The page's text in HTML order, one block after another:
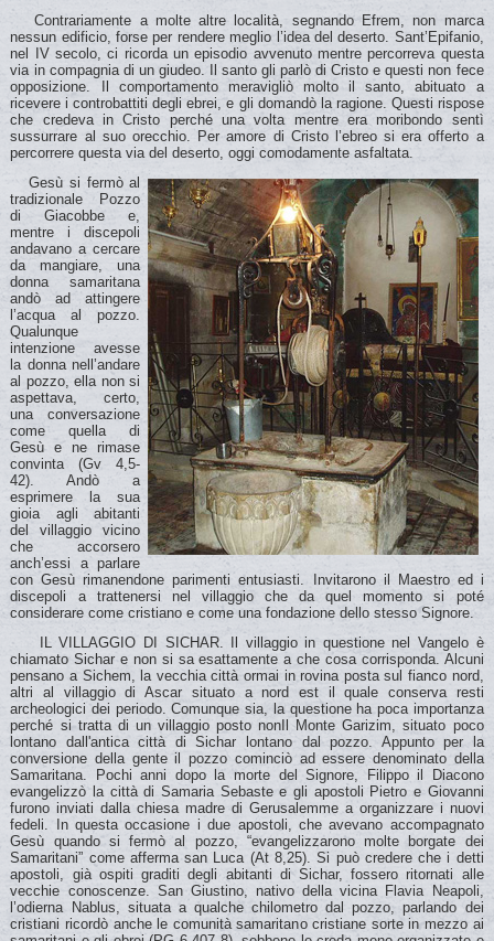
Contrariamente a molte altre località, segnando Efrem, non marca
nessun edificio, forse per rendere meglio l’idea del deserto. Sant’Epifanio,
nel IV secolo, ci ricorda un episodio avvenuto mentre percorreva questa
via in compagnia di un giudeo. Il santo gli parlò di Cristo e questi non fece
opposizione. Il comportamento meravigliò molto il santo, abituato a
ricevere i controbattiti degli ebrei, e gli domandò la ragione. Questi rispose
che credeva in Cristo perché una volta mentre era moribondo sentì
sussurrare al suo orecchio. Per amore di Cristo l’ebreo si era offerto a
percorrere questa via del deserto, oggi comodamente asfaltata.
Gesù si fermò al
tradizionale Pozzo
di Giacobbe e,
mentre i discepoli
andavano a cercare
da mangiare, una
donna samaritana
andò ad attingere
l’acqua al pozzo.
Qualunque
intenzione avesse
la donna nell’andare
al pozzo, ella non si
aspettava, certo,
una conversazione
come quella di
Gesù e ne rimase
convinta (Gv 4,5-
42). Andò a
esprimere la sua
gioia agli abitanti
del villaggio vicino
che accorsero
anch’essi a parlare
con Gesù rimanendone parimenti entusiasti. Invitarono il Maestro ed i
discepoli a trattenersi nel villaggio che da quel momento si poté
considerare come cristiano e come una fondazione dello stesso Signore.
IL VILLAGGIO DI SICHAR. Il villaggio in questione nel Vangelo è
chiamato Sichar e non si sa esattamente a che cosa corrisponda. Alcuni
pensano a Sichem, la vecchia città ormai in rovina posta sul fianco nord,
altri al villaggio di Ascar situato a nord est il quale conserva resti
archeologici dei periodo. Comunque sia, la questione ha poca importanza
perché si tratta di un villaggio posto nonIl Monte Garizim, situato poco
lontano dall'antica città di Sichar lontano dal pozzo. Appunto per la
conversione della gente il pozzo cominciò ad essere denominato della
Samaritana. Pochi anni dopo la morte del Signore, Filippo il Diacono
evangelizzò la città di Samaria Sebaste e gli apostoli Pietro e Giovanni
furono inviati dalla chiesa madre di Gerusalemme a organizzare i nuovi
fedeli. In questa occasione i due apostoli, che avevano accompagnato
Gesù quando si fermò al pozzo, “evangelizzarono molte borgate dei
Samaritani” come afferma san Luca (At 8,25). Si può credere che i detti
apostoli, già ospiti graditi degli abitanti di Sichar, fossero ritornati alle
vecchie conoscenze. San Giustino, nativo della vicina Flavia Neapoli,
l’odierna Nablus, situata a qualche chilometro dal pozzo, parlando dei
cristiani ricordò anche le comunità samaritano cristiane sorte in mezzo ai